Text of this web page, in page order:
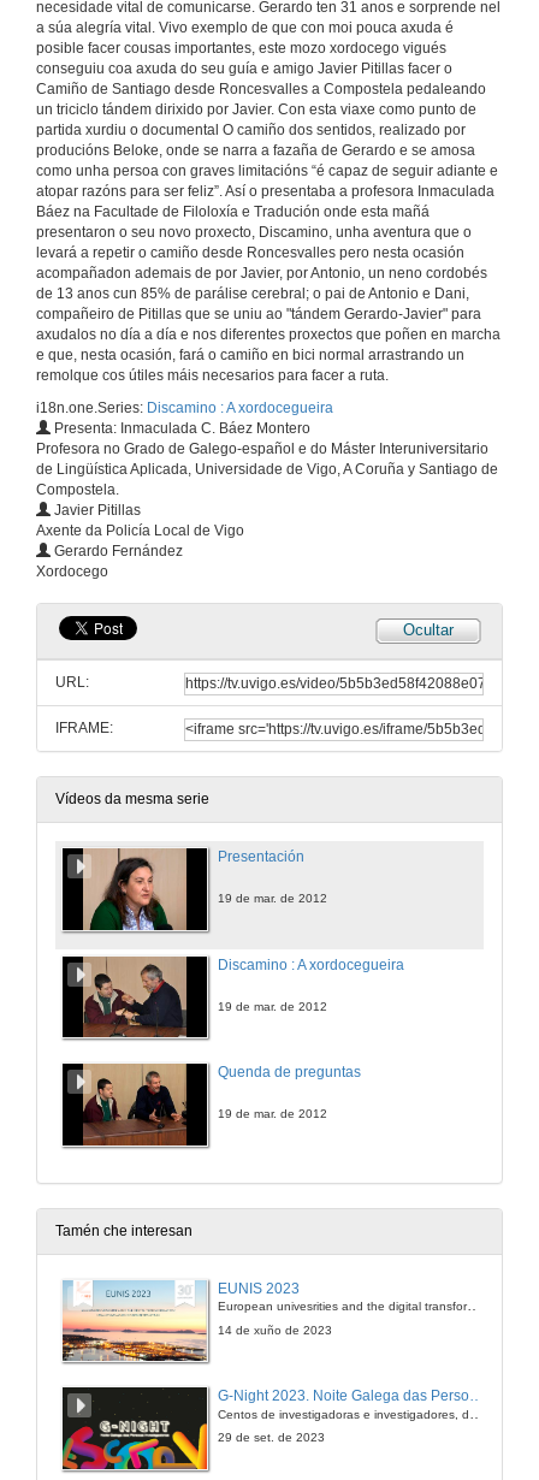
necesidade vital de comunicarse. Gerardo ten 31 anos e sorprende nel
a súa alegría vital. Vivo exemplo de que con moi pouca axuda é
posible facer cousas importantes, este mozo xordocego vigués
conseguiu coa axuda do seu guía e amigo Javier Pitillas facer o
Camiño de Santiago desde Roncesvalles a Compostela pedaleando
un triciclo tándem dirixido por Javier. Con esta viaxe como punto de
partida xurdiu o documental O camiño dos sentidos, realizado por
producións Beloke, onde se narra a fazaña de Gerardo e se amosa
como unha persoa con graves limitacións “é capaz de seguir adiante e
atopar razóns para ser feliz”. Así o presentaba a profesora Inmaculada
Báez na Facultade de Filoloxía e Tradución onde esta mañá
presentaron o seu novo proxecto, Discamino, unha aventura que o
levará a repetir o camiño desde Roncesvalles pero nesta ocasión
acompañadon ademais de por Javier, por Antonio, un neno cordobés
de 13 anos cun 85% de parálise cerebral; o pai de Antonio e Dani,
compañeiro de Pitillas que se uniu ao "tándem Gerardo-Javier" para
axudalos no día a día e nos diferentes proxectos que poñen en marcha
e que, nesta ocasión, fará o camiño en bici normal arrastrando un
remolque cos útiles máis necesarios para facer a ruta.
i18n.one.Series: Discamino : A xordocegueira
Presenta: Inmaculada C. Báez Montero
Profesora no Grado de Galego-español e do Máster Interuniversitario
de Lingüística Aplicada, Universidade de Vigo, A Coruña y Santiago de
Compostela.
Javier Pitillas
Axente da Policía Local de Vigo
Gerardo Fernández
Xordocego
Ocultar
URL:
IFRAME:
Vídeos da mesma serie
Presentación
19 de mar. de 2012
Discamino : A xordocegueira
19 de mar. de 2012
Quenda de preguntas
19 de mar. de 2012
Tamén che interesan
EUNIS 2023
European univesrities and the digital transformation: challenges and opportunities ahead
14 de xuño de 2023
G-Night 2023. Noite Galega das Persoas Investigadoras. Conciencias creativas
29 de set. de 2023